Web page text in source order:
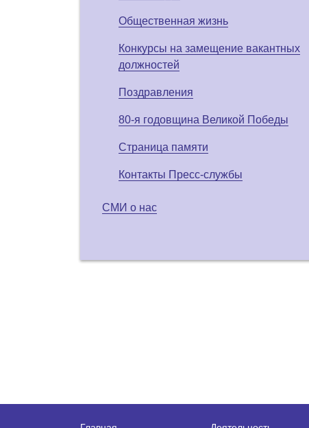
Общественная жизнь
Конкурсы на замещение вакантных
должностей
Поздравления
80-я годовщина Великой Победы
Страница памяти
Контакты Пресс-службы
СМИ о нас